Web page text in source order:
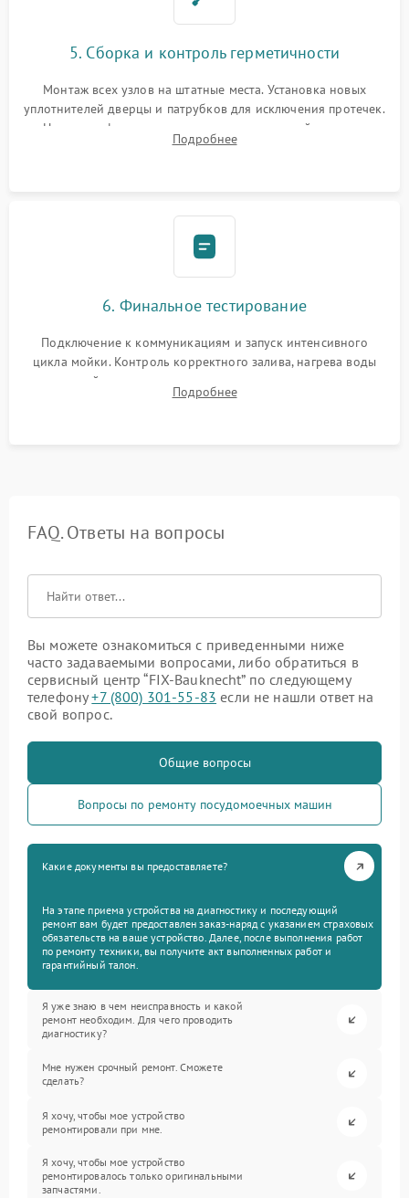
5. Сборка и контроль герметичности
Монтаж всех узлов на штатные места. Установка новых
уплотнителей дверцы и патрубков для исключения протечек.
Надежная фиксация хомутов гидравлической системы,
сборка корпуса и установка датчика поплавка.
Подробнее
6. Финальное тестирование
Подключение к коммуникациям и запуск интенсивного
цикла мойки. Контроль корректного залива, нагрева воды
до нужной температуры, отсутствия посторонних шумов,
штатного слива и абсолютной сухости в поддоне.
Подробнее
FAQ. Ответы на вопросы
Вы можете ознакомиться с приведенными ниже
часто задаваемыми вопросами, либо обратиться в
сервисный центр “FIX-Bauknecht” по следующему
телефону+7 (800) 301-55-83 если не нашли ответ на
свой вопрос.
Общие вопросы
Вопросы по ремонту посудомоечных машин
Какие документы вы предоставляете?
На этапе приема устройства на диагностику и последующий
ремонт вам будет предоставлен заказ-наряд с указанием страховых
обязательств на ваше устройство. Далее, после выполнения работ
по ремонту техники, вы получите акт выполненных работ и
гарантийный талон.
Я уже знаю в чем неисправность и какой
ремонт необходим. Для чего проводить
диагностику?
Мне нужен срочный ремонт. Сможете
сделать?
Я хочу, чтобы мое устройство
ремонтировали при мне.
Я хочу, чтобы мое устройство
ремонтировалось только оригинальными
запчастями.